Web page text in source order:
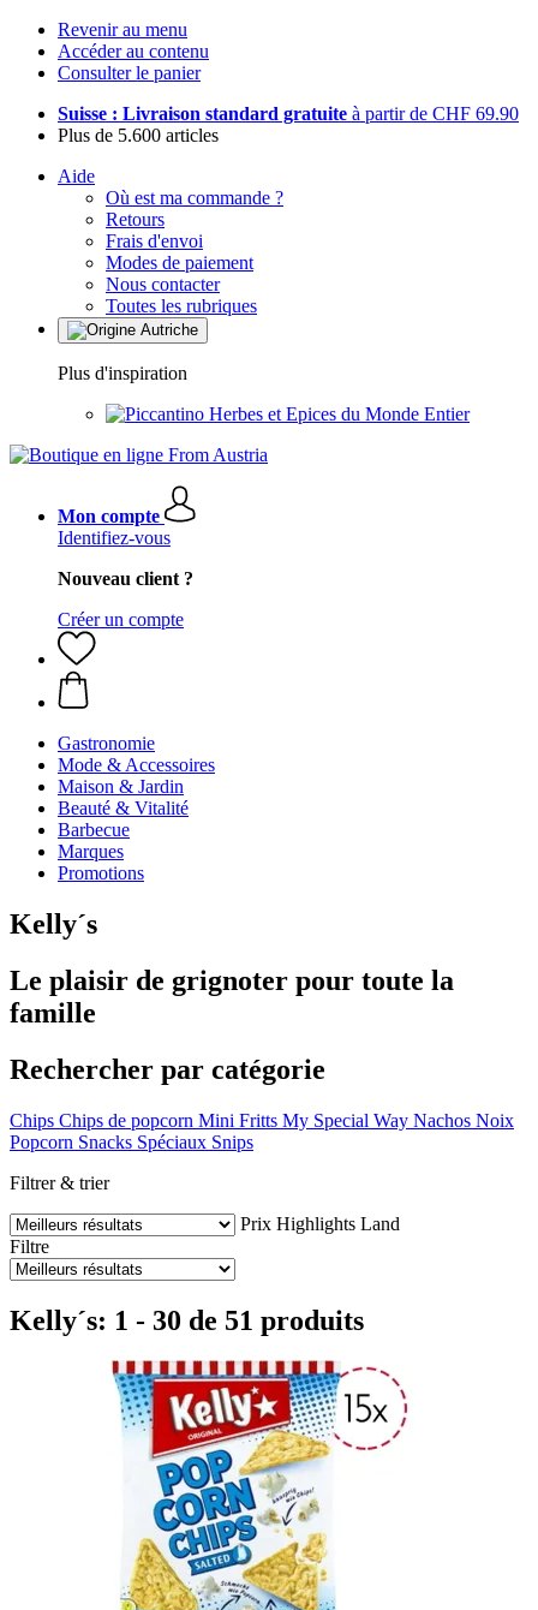
Revenir au menu
Accéder au contenu
Consulter le panier
Suisse : Livraison standard gratuite à partir de CHF 69.90
Plus de 5.600 articles
Aide
Où est ma commande ?
Retours
Frais d'envoi
Modes de paiement
Nous contacter
Toutes les rubriques
Plus d'inspiration
Herbes et Epices du Monde Entier
Mon compte
Identifiez-vous
Nouveau client ?
Créer un compte
Gastronomie
Mode & Accessoires
Maison & Jardin
Beauté & Vitalité
Barbecue
Marques
Promotions
Kelly´s
Le plaisir de grignoter pour toute la
famille
Rechercher par catégorie
Chips Chips de popcorn Mini Fritts My Special Way Nachos Noix
Popcorn Snacks Spéciaux Snips
Filtrer & trier
Prix Highlights Land
Filtre
Kelly´s: 1 - 30 de 51 produits